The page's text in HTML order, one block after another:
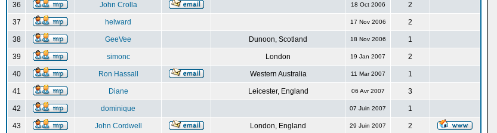
36 John Crolla 18 Oct 2006 2
37 helward 17 Nov 2006 2
38 GeeVee Dunoon, Scotland 18 Nov 2006 1
39 simonc London 19 Jan 2007 2
40 Ron Hassall Western Australia 11 Mar 2007 1
41 Diane Leicester, England 06 Avr 2007 3
42 dominique 07 Juin 2007 1
43 John Cordwell London, England 29 Juin 2007 2